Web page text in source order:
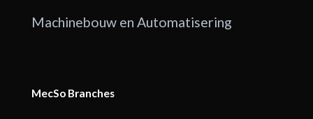
Machinebouw en Automatisering
MecSo Branches